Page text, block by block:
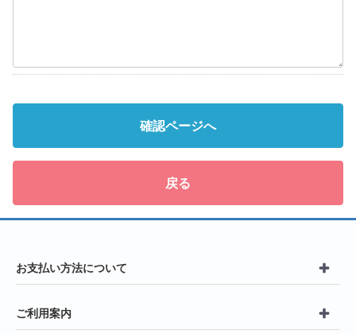
確認ページへ
戻る
お支払い方法について
ご利用案内